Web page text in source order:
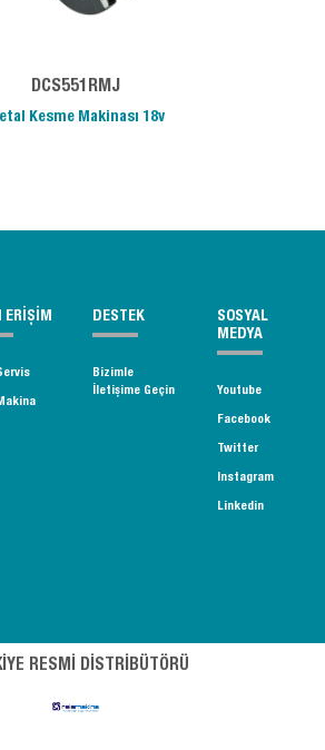
DCS551RMJ
Kesme Makinası 18v
ERİŞİM DESTEK
Bizimle
İletişime Geçin
SOSYAL
MEDYA
Youtube
Facebook
Twitter
Instagram
Linkedin
RESMİ DİSTRİBÜTÖRÜ